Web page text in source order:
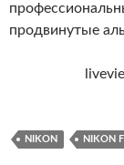
продвинутые
NIKON NIKON F